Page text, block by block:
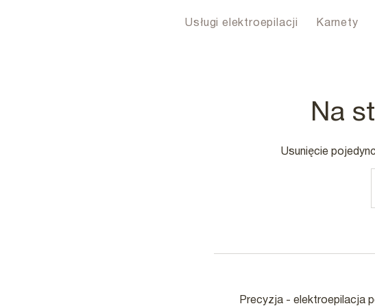
Usługi elektroepilacji Karnety
Na
Usunięcie
Precyzja - elektroepilacja